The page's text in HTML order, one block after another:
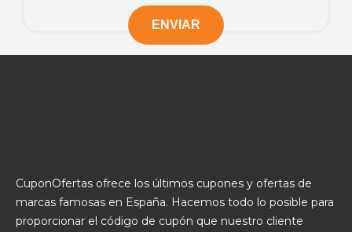
CuponOfertas ofrece los últimos cupones y ofertas de
marcas famosas en España. Hacemos todo lo posible para
proporcionar el código de cupón que nuestro cliente